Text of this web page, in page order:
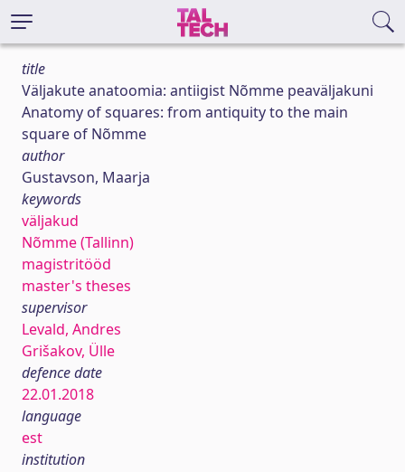
title
Väljakute anatoomia: antiigist Nõmme peaväljakuni
Anatomy of squares: from antiquity to the main
square of Nõmme
author
Gustavson, Maarja
keywords
väljakud
Nõmme (Tallinn)
magistritööd
master's theses
supervisor
Levald, Andres
Grišakov, Ülle
defence date
22.01.2018
language
est
institution